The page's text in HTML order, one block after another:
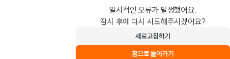
일시적인 오류가 발생했어요.
잠시 후에 다시 시도해주시겠어요?
새로고침하기
홈으로 돌아가기